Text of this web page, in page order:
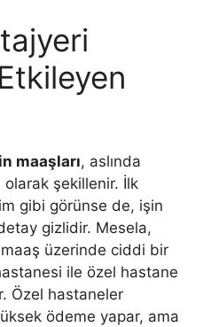
maaşları, aslında
şekillenir. İlk
gibi görünse de, işin
gizlidir. Mesela,
maaş üzerinde ciddi bir
ile özel hastane
Özel hastaneler
ödeme yapar, ama